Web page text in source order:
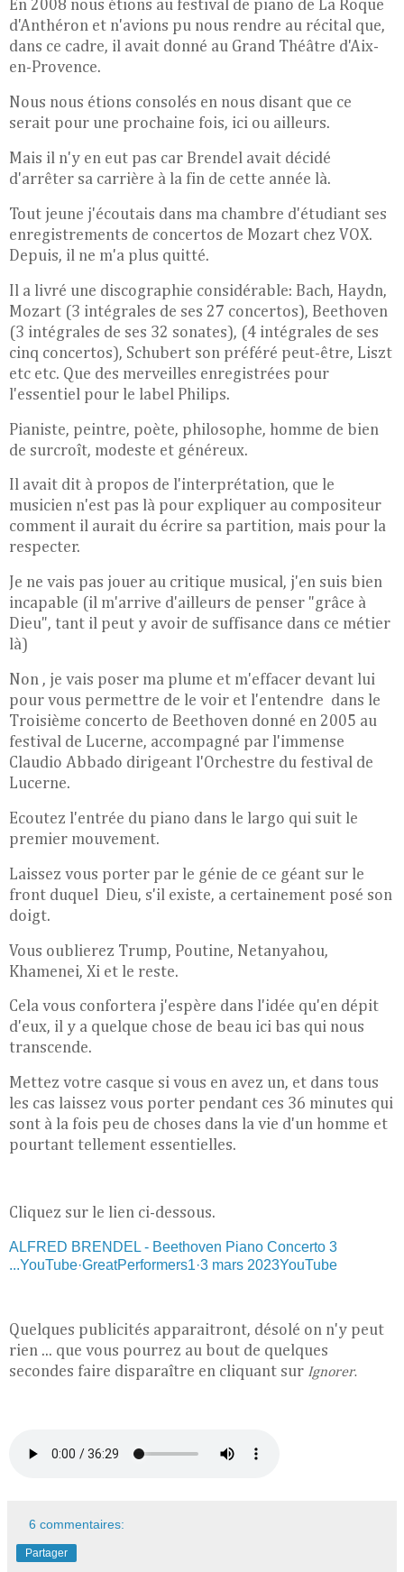
En 2008 nous étions au festival de piano de La Roque
d'Anthéron et n'avions pu nous rendre au récital que,
dans ce cadre, il avait donné au Grand Théâtre d'Aix-
en-Provence.
Nous nous étions consolés en nous disant que ce
serait pour une prochaine fois, ici ou ailleurs.
Mais il n'y en eut pas car Brendel avait décidé
d'arrêter sa carrière à la fin de cette année là.
Tout jeune j'écoutais dans ma chambre d'étudiant ses
enregistrements de concertos de Mozart chez VOX.
Depuis, il ne m'a plus quitté.
Il a livré une discographie considérable: Bach, Haydn,
Mozart (3 intégrales de ses 27 concertos), Beethoven
(3 intégrales de ses 32 sonates), (4 intégrales de ses
cinq concertos), Schubert son préféré peut-être, Liszt
etc etc. Que des merveilles enregistrées pour
l'essentiel pour le label Philips.
Pianiste, peintre, poète, philosophe, homme de bien
de surcroît, modeste et généreux.
Il avait dit à propos de l'interprétation, que le
musicien n'est pas là pour expliquer au compositeur
comment il aurait du écrire sa partition, mais pour la
respecter.
Je ne vais pas jouer au critique musical, j'en suis bien
incapable (il m'arrive d'ailleurs de penser "grâce à
Dieu", tant il peut y avoir de suffisance dans ce métier
là)
Non , je vais poser ma plume et m'effacer devant lui
pour vous permettre de le voir et l'entendre dans le
Troisième concerto de Beethoven donné en 2005 au
festival de Lucerne, accompagné par l'immense
Claudio Abbado dirigeant l'Orchestre du festival de
Lucerne.
Ecoutez l'entrée du piano dans le largo qui suit le
premier mouvement.
Laissez vous porter par le génie de ce géant sur le
front duquel Dieu, s'il existe, a certainement posé son
doigt.
Vous oublierez Trump, Poutine, Netanyahou,
Khamenei, Xi et le reste.
Cela vous confortera j'espère dans l'idée qu'en dépit
d'eux, il y a quelque chose de beau ici bas qui nous
transcende.
Mettez votre casque si vous en avez un, et dans tous
les cas laissez vous porter pendant ces 36 minutes qui
sont à la fois peu de choses dans la vie d'un homme et
pourtant tellement essentielles.
Cliquez sur le lien ci-dessous.
ALFRED BRENDEL - Beethoven Piano Concerto 3
...YouTube·GreatPerformers1·3 mars 2023YouTube
Quelques publicités apparaitront, désolé on n'y peut
rien ... que vous pourrez au bout de quelques
secondes faire disparaître en cliquant sur Ignorer.
6 commentaires:
Partager